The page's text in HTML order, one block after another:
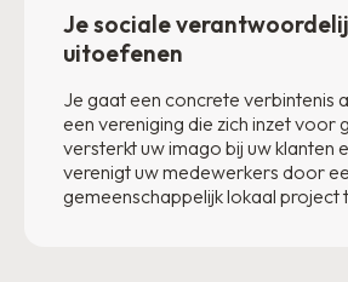
Je sociale
uitoefenen
Je gaat een concrete verbintenis
een vereniging die zich inzet voor
versterkt uw imago bij uw klanten
verenigt uw medewerkers door
gemeenschappelijk lokaal project